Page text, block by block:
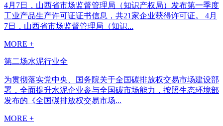
4月7日，山西省市场监督管理局（知识产权局）发布第一季度
工业产品生产许可证证书信息，共21家企业获得许可证。 4月
7日，山西省市场监督管理局（知识...
MORE +
第二场水泥行业全
为贯彻落实党中央、国务院关于全国碳排放权交易市场建设部
署，全面提升水泥企业参与全国碳市场能力，按照生态环境部
发布的《全国碳排放权交易市场...
MORE +